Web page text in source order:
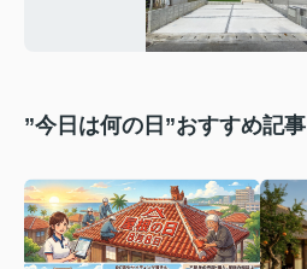
”今日は何の日”おすすめ記事